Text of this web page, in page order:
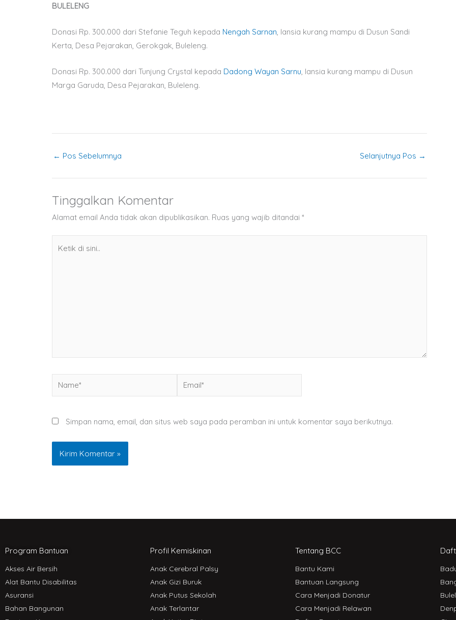
BULELENG
Donasi Rp. 300.000 dari Stefanie Teguh kepada Nengah Sarnan , lansia kurang mampu di Dusun Sandi
Kerta, Desa Pejarakan, Gerokgak, Buleleng.
Donasi Rp. 300.000 dari Tunjung Crystal kepada Dadong Wayan Sarnu , lansia kurang mampu di Dusun
Marga Garuda, Desa Pejarakan, Buleleng.
← Pos Sebelumnya Selanjutnya Pos →
Tinggalkan Komentar
Alamat email Anda tidak akan dipublikasikan. Ruas yang wajib ditandai *
Name* Email*
Simpan nama, email, dan situs web saya pada peramban ini untuk komentar saya berikutnya.
Program Bantuan
Akses Air Bersih
Alat Bantu Disabilitas
Asuransi
Bahan Bangunan
Profil Kemiskinan
Anak Cerebral Palsy
Anak Gizi Buruk
Anak Putus Sekolah
Anak Terlantar
Tentang BCC
Bantu Kami
Bantuan Langsung
Cara Menjadi Donatur
Cara Menjadi Relawan